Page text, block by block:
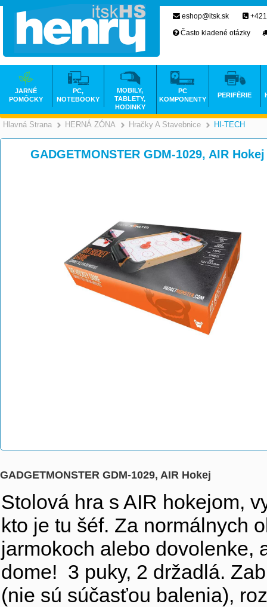
Hlavná Strana >
HERNÁ ZÓNA >
Hračky A Stavebnice HI-TECH
GADGETMONSTER GDM-1029, AIR Hokej
GADGETMONSTER GDM-1029, AIR Hokej
Stolová hra s AIR hokejom,
kto je tu šéf. Za normálnych
jarmokoch alebo dovolenke,
dome! 3 puky, 2 držadlá.
(nie sú súčasťou balenia),
eshop@itsk.sk
Často kladené otázky
JARNÉ
POMÔCKY
PC,
NOTEBOOKY
MOBILY,
TABLETY,
HODINKY
PC
KOMPONENTY
PERIFÉRIE